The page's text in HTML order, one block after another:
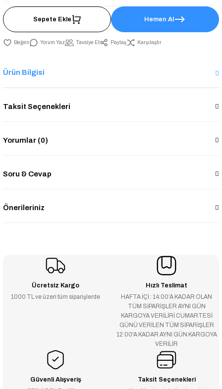
Sepete Ekle Hemen Al
Yorum Yaz Tavsiye Et Paylaş Karşılaştır
Ürün Bilgisi
Taksit Seçenekleri
Yorumlar (0)
Soru & Cevap
Önerileriniz
Ücretsiz Kargo
1000 TL ve üzeri tüm siparişlerde
Hızlı Teslimat
HAFTA İÇİ : 14:00’A KADAR OLAN
TÜM SİPARİŞLER AYNI GÜN
KARGOYA VERİLİRİ CUMARTESİ
GÜNÜ VERİLEN TÜM SİPARİŞLER
12:00'A KADAR AYNI GÜN KARGOYA
VERİLİR
Güvenli Alışveriş Taksit Seçenekleri